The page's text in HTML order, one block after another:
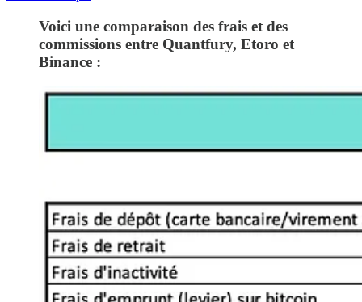
Voici une comparaison des frais et des
commissions entre Quantfury, Etoro et
Binance :